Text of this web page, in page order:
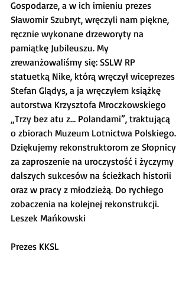
Gospodarze, a w ich imieniu prezes
Sławomir Szubryt, wręczyli nam piękne,
ręcznie wykonane drzeworyty na
pamiątkę Jubileuszu. My
zrewanżowaliśmy się: SSLW RP
statuetką Nike, którą wręczył wiceprezes
Stefan Glądys, a ja wręczyłem książkę
autorstwa Krzysztofa Mroczkowskiego
„Trzy bez atu z… Polandami”, traktującą
o zbiorach Muzeum Lotnictwa Polskiego.
Dziękujemy rekonstruktorom ze Słopnicy
za zaproszenie na uroczystość i życzymy
dalszych sukcesów na ścieżkach historii
oraz w pracy z młodzieżą. Do rychłego
zobaczenia na kolejnej rekonstrukcji.
Leszek Mańkowski
Prezes KKSL